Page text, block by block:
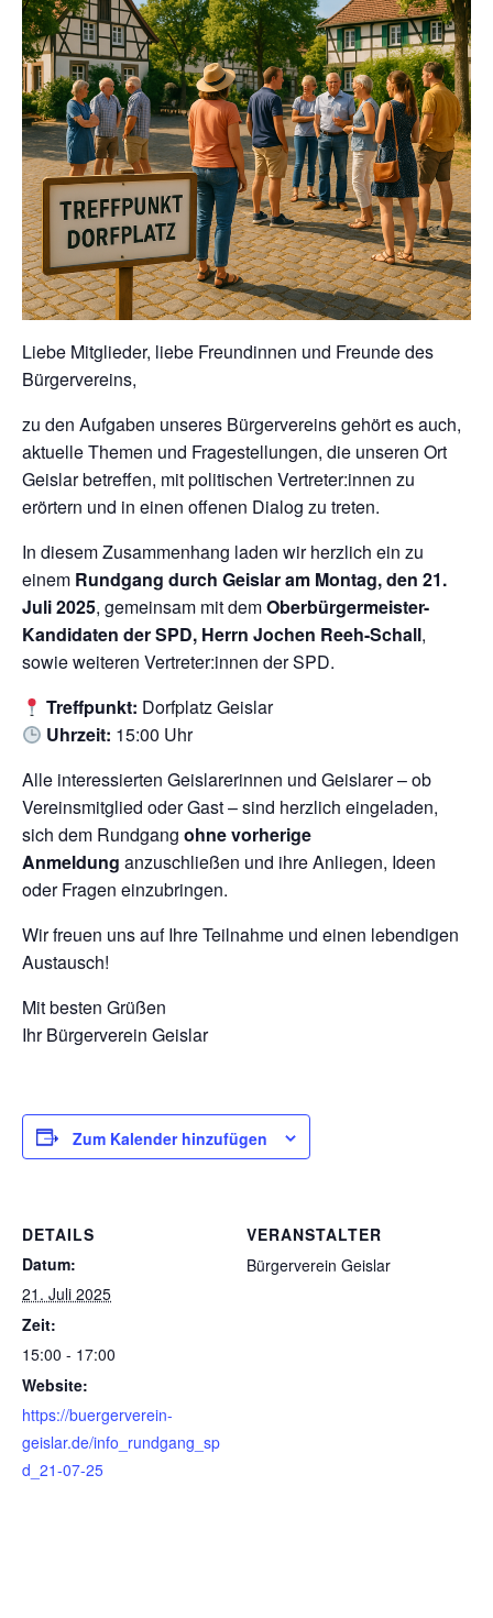
Liebe Mitglieder, liebe Freundinnen und Freunde des
Bürgervereins,
zu den Aufgaben unseres Bürgervereins gehört es auch,
aktuelle Themen und Fragestellungen, die unseren Ort
Geislar betreffen, mit politischen Vertreter:innen zu
erörtern und in einen offenen Dialog zu treten.
In diesem Zusammenhang laden wir herzlich ein zu
einem Rundgang durch Geislar am Montag, den 21.
Juli 2025, gemeinsam mit demOberbürgermeister-
Kandidaten der SPD, Herrn Jochen Reeh-Schall,
sowie weiteren Vertreter:innen der SPD.
Treffpunkt: Dorfplatz Geislar
Uhrzeit: 15:00 Uhr
Alle interessierten Geislarerinnen und Geislarer – ob
Vereinsmitglied oder Gast – sind herzlich eingeladen,
sich dem Rundgang ohne vorherige
Anmeldung anzuschließen und ihre Anliegen, Ideen
oder Fragen einzubringen.
Wir freuen uns auf Ihre Teilnahme und einen lebendigen
Austausch!
Mit besten Grüßen
Ihr Bürgerverein Geislar
Zum Kalender hinzufügen
DETAILS
Datum:
21. Juli 2025
Zeit:
15:00 - 17:00
Website:
https://buergerverein-
geislar.de/info_rundgang_sp
d_21-07-25
VERANSTALTER
Bürgerverein Geislar